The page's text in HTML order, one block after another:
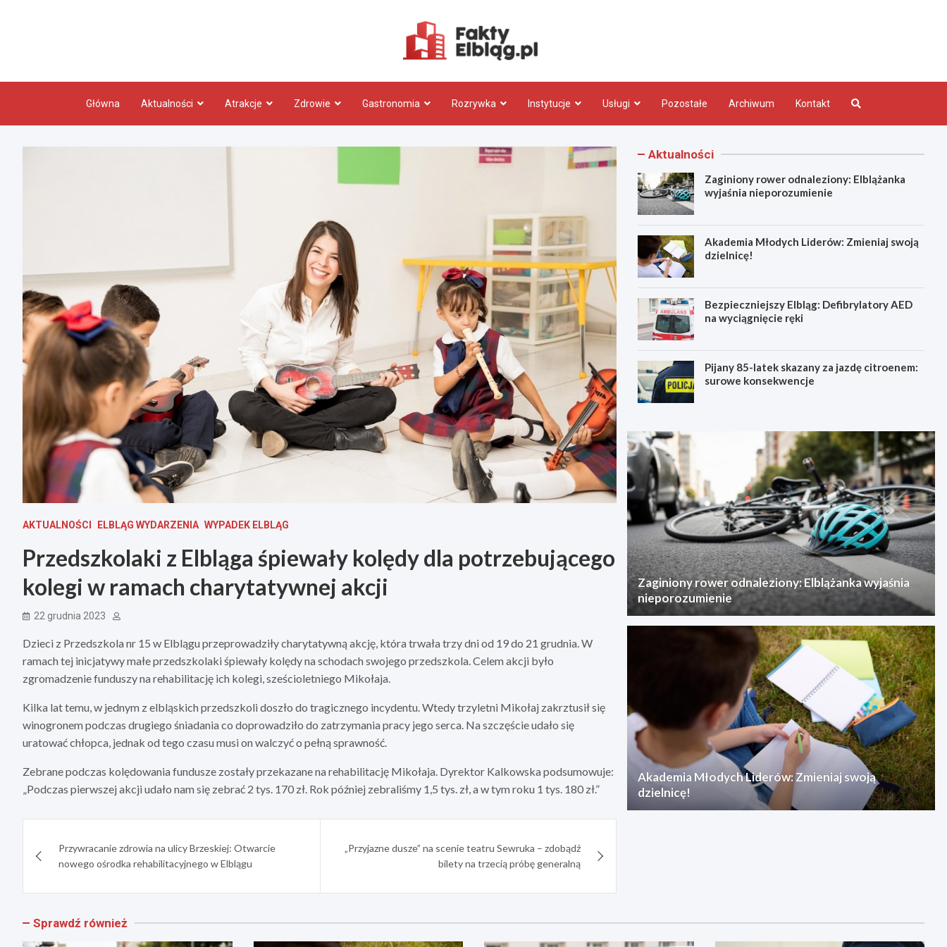
Główna Aktualności Atrakcje Zdrowie Gastronomia Rozrywka Instytucje Usługi Pozostałe Archiwum Kontakt
AKTUALNOŚCI ELBLĄG WYDARZENIA WYPADEK ELBLĄG
Przedszkolaki z Elbląga śpiewały kolędy dla potrzebującego
kolegi w ramach charytatywnej akcji
22 grudnia 2023
Dzieci z Przedszkola nr 15 w Elblągu przeprowadziły charytatywną akcję, która trwała trzy dni od 19 do 21 grudnia. W
ramach tej inicjatywy małe przedszkolaki śpiewały kolędy na schodach swojego przedszkola. Celem akcji było
zgromadzenie funduszy na rehabilitację ich kolegi, sześcioletniego Mikołaja.
Kilka lat temu, w jednym z elbląskich przedszkoli doszło do tragicznego incydentu. Wtedy trzyletni Mikołaj zakrztusił się
winogronem podczas drugiego śniadania co doprowadziło do zatrzymania pracy jego serca. Na szczęście udało się
uratować chłopca, jednak od tego czasu musi on walczyć o pełną sprawność.
Zebrane podczas kolędowania fundusze zostały przekazane na rehabilitację Mikołaja. Dyrektor Kalkowska podsumowuje:
„Podczas pierwszej akcji udało nam się zebrać 2 tys. 170 zł. Rok później zebraliśmy 1,5 tys. zł, a w tym roku 1 tys. 180 zł.”
wpisuPrzywracanie zdrowia na ulicy Brzeskiej: Otwarcie
nowego ośrodka rehabilitacyjnego w Elblągu
„Przyjazne dusze” na scenie teatru Sewruka – zdobądź
bilety na trzecią próbę generalną
Aktualności
Zaginiony rower odnaleziony: Elblążanka
wyjaśnia nieporozumienie
Akademia Młodych Liderów: Zmieniaj swoją
dzielnicę!
Bezpieczniejszy Elbląg: Defibrylatory AED
na wyciągnięcie ręki
Pijany 85-latek skazany za jazdę citroenem:
surowe konsekwencje
Zaginiony rower odnaleziony: Elblążanka wyjaśnia
nieporozumienie
Akademia Młodych Liderów: Zmieniaj swoją
dzielnicę!
Sprawdź również